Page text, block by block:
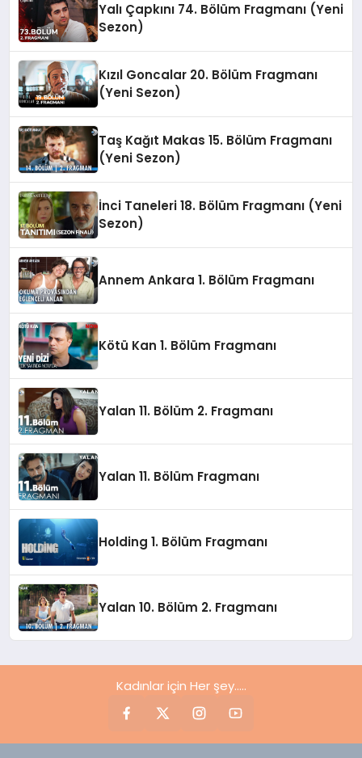
Yalı Çapkını 74. Bölüm Fragmanı (Yeni
Sezon)
Kızıl Goncalar 20. Bölüm Fragmanı
(Yeni Sezon)
Taş Kağıt Makas 15. Bölüm Fragmanı
(Yeni Sezon)
İnci Taneleri 18. Bölüm Fragmanı (Yeni
Sezon)
Annem Ankara 1. Bölüm Fragmanı
Kötü Kan 1. Bölüm Fragmanı
Yalan 11. Bölüm 2. Fragmanı
Yalan 11. Bölüm Fragmanı
Holding 1. Bölüm Fragmanı
Yalan 10. Bölüm 2. Fragmanı
Kadınlar için Her şey.....